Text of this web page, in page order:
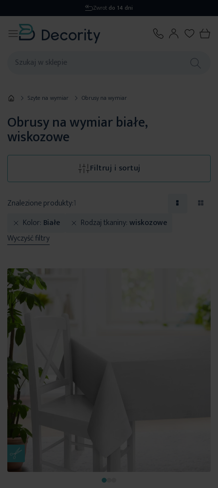
Zwrot do 14 dni
Szyte na wymiar Obrusy na wymiar
Obrusy na wymiar białe,
wiskozowe
Filtruj i sortuj
Znalezione produkty:1
Kolor Białe Rodzaj tkaniny wiskozowe
Wyczyść filtry